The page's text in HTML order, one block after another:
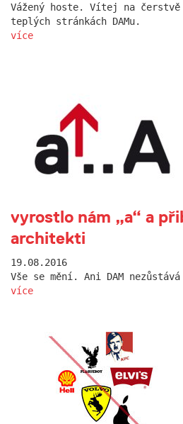
Vážený hoste. Vítej na
teplých stránkách DAMu.
více
vyrostlo nám „a“ a
architekti
19.08.2016
Vše se mění. Ani DAM nezůstává
více